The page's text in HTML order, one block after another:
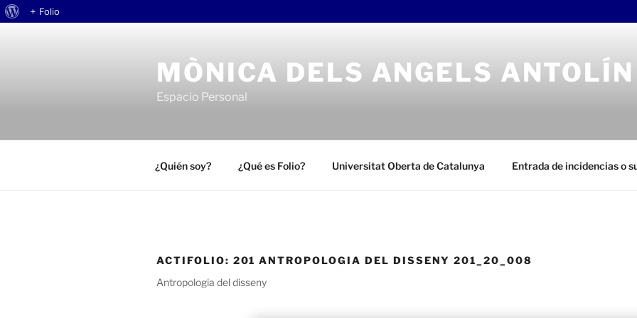
Acerca
+ Folio
MÒNICA DELS ANGELS
Espacio Personal
¿Quién soy? ¿Qué es Folio? Universitat Oberta de Catalunya Entrada de incidencias o
ACTIFOLIO: 201 ANTROPOLOGIA DEL DISSENY 201_20_008
Antropologia del disseny